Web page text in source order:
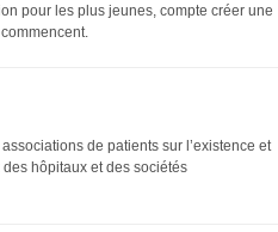
pour les plus jeunes, compte créer une
de patients sur l’existence et
hôpitaux et des sociétés